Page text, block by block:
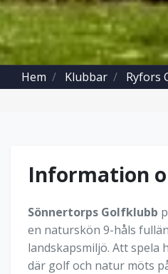
Hem Klubbar Ryfors
Information
Sönnertorps Golfklubb
en naturskön 9-håls
landskapsmiljö. Att spela
där golf och natur möts